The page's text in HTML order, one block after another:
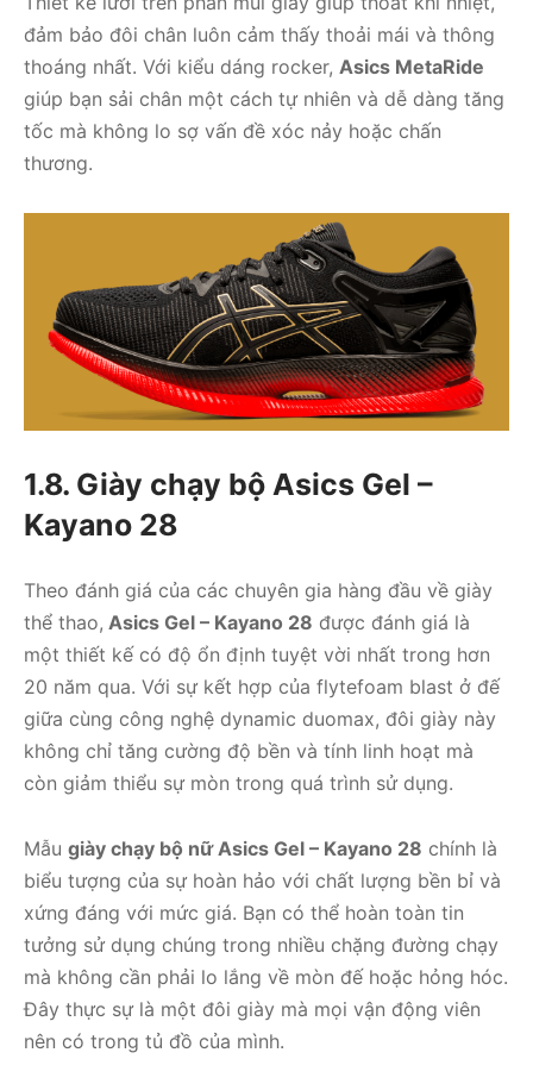
đảm bảo đôi chân luôn cảm thấy thoải mái và thông
thoáng nhất. Với kiểu dáng rocker, Asics MetaRide
giúp bạn sải chân một cách tự nhiên và dễ dàng tăng
tốc mà không lo sợ vấn đề xóc nảy hoặc chấn
thương.
1.8. Giày chạy bộ Asics Gel –
Kayano 28
Theo đánh giá của các chuyên gia hàng đầu về giày
thể thao, Asics Gel – Kayano 28 được đánh giá là
một thiết kế có độ ổn định tuyệt vời nhất trong hơn
20 năm qua. Với sự kết hợp của flytefoam blast ở đế
giữa cùng công nghệ dynamic duomax, đôi giày này
không chỉ tăng cường độ bền và tính linh hoạt mà
còn giảm thiểu sự mòn trong quá trình sử dụng.
Mẫu giày chạy bộ nữ Asics Gel – Kayano 28 chính là
biểu tượng của sự hoàn hảo với chất lượng bền bỉ và
xứng đáng với mức giá. Bạn có thể hoàn toàn tin
tưởng sử dụng chúng trong nhiều chặng đường chạy
mà không cần phải lo lắng về mòn đế hoặc hỏng hóc.
Đây thực sự là một đôi giày mà mọi vận động viên
nên có trong tủ đồ của mình.